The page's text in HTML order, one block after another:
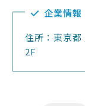
企業情報
住所：東京
2F